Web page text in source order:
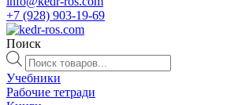
+7 (928) 903-19-69
Поиск
Поиск
товаров
Учебники
Рабочие тетради